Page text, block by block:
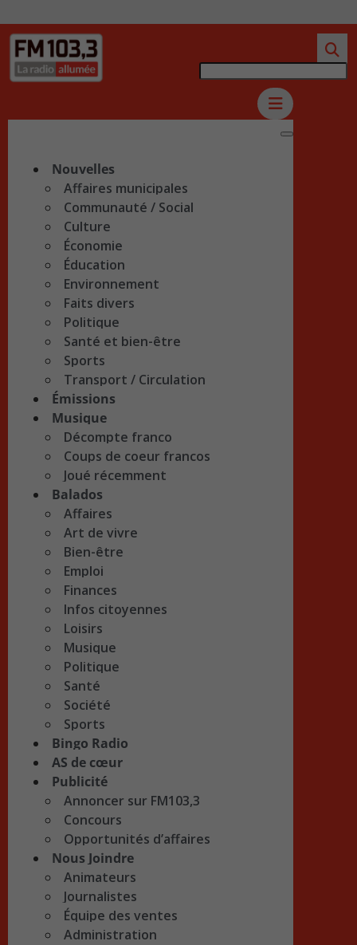
Nouvelles
Affaires municipales
Communauté / Social
Culture
Économie
Éducation
Environnement
Faits divers
Politique
Santé et bien-être
Sports
Transport / Circulation
Émissions
Musique
Décompte franco
Coups de coeur francos
Joué récemment
Balados
Affaires
Art de vivre
Bien-être
Emploi
Finances
Infos citoyennes
Loisirs
Musique
Politique
Santé
Société
Sports
Bingo Radio
AS de cœur
Publicité
Annoncer sur FM103,3
Concours
Opportunités d’affaires
Nous Joindre
Animateurs
Journalistes
Équipe des ventes
Administration